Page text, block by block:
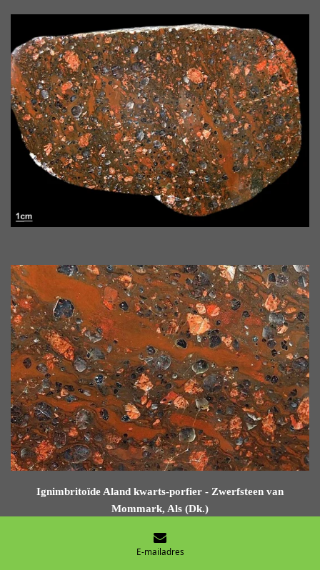
Ignimbritoïde Aland kwarts-porfier - Zwerfsteen van
Mommark, Als (Dk.)
Of deze fluïdale Aland kwarts-porfieren werkelijk als ignimbriet
zijn ontstaan, is niet duidelijk. Er zijn argumenten die daartegen
E-mailadres